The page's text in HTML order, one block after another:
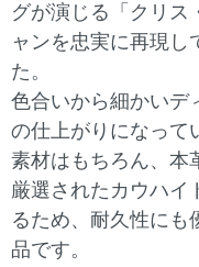
グが演じる「クリス
ャンを忠実に再現し
た。
色合いから細かいデ
の仕上がりになって
素材はもちろん、本
厳選されたカウハイ
るため、耐久性にも
品です。